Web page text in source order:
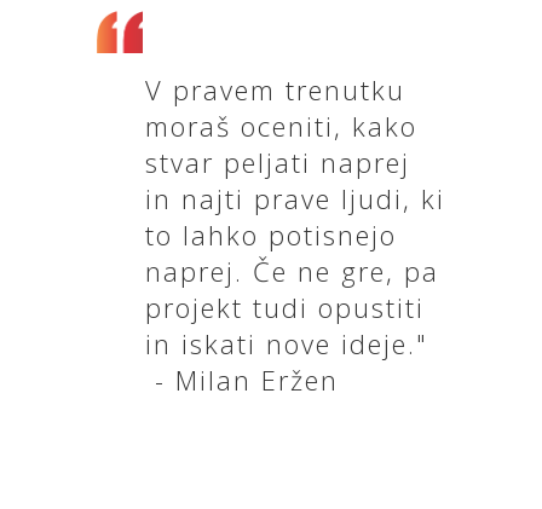
V pravem trenutku
moraš oceniti, kako
stvar peljati naprej
in najti prave ljudi, ki
to lahko potisnejo
naprej. Če ne gre, pa
projekt tudi opustiti
in iskati nove ideje."
- Milan Eržen